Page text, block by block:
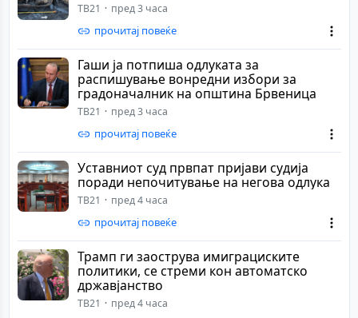
ТВ21 пред 3 часа
прочитај повеќе
Гаши ја потпиша одлуката за
распишување вонредни избори за
градоначалник на општина Брвеница
ТВ21 пред 3 часа
прочитај повеќе
Уставниот суд првпат пријави судија
поради непочитување на негова одлука
ТВ21 пред 4 часа
прочитај повеќе
Трамп ги заострува имиграциските
политики, се стреми кон автоматско
државјанство
ТВ21 пред 4 часа